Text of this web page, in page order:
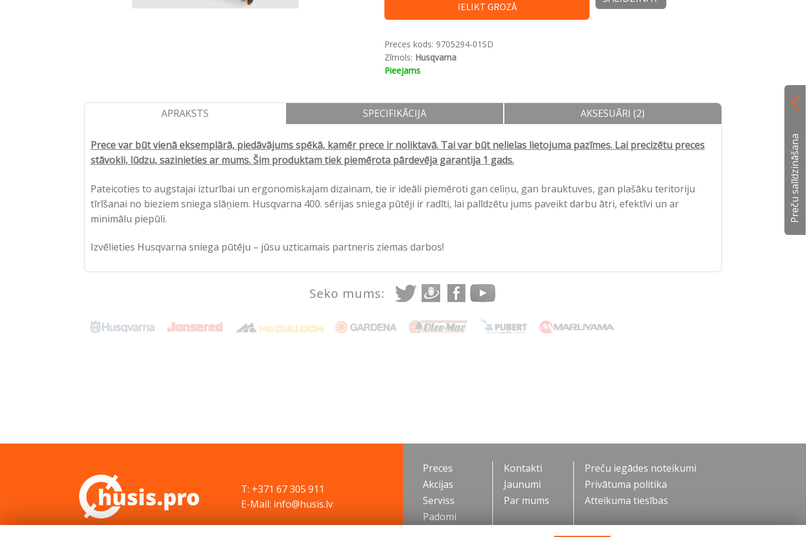
Preču salīdzināšana
IELIKT GROZĀ
Preces kods: 9705294-01SD
Zīmols: Husqvarna
Pieejams
APRAKSTS SPECIFIKĀCIJA AKSESUĀRI (2)
Prece var būt vienā eksemplārā, piedāvājums spēkā, kamēr prece ir noliktavā. Tai var būt nelielas lietojuma pazīmes. Lai precizētu preces
stāvokli, lūdzu, sazinieties ar mums. Šim produktam tiek piemērota pārdevēja garantija 1 gads.
Pateicoties to augstajai izturībai un ergonomiskajam dizainam, tie ir ideāli piemēroti gan celiņu, gan brauktuves, gan plašāku teritoriju
tīrīšanai no bieziem sniega slāņiem. Husqvarna 400. sērijas sniega pūtēji ir radīti, lai palīdzētu jums paveikt darbu ātri, efektīvi un ar
minimālu piepūli.
Izvēlieties Husqvarna sniega pūtēju – jūsu uzticamais partneris ziemas darbos!
Seko mums:
T: +371 67 305 911
E-Mail: info@husis.lv
Preces
Akcijas
Serviss
Padomi
Kontakti
Jaunumi
Par mums
Preču iegādes noteikumi
Privātuma politika
Atteikuma tiesības